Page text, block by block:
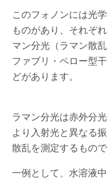
このフォノンには光
ものがあり、それぞ
マン分光（ラマン散
ファブリ・ペロー型
どがあります。
ラマン分光は赤外分
より入射光と異なる
散乱を測定するもので
一例として、水溶液